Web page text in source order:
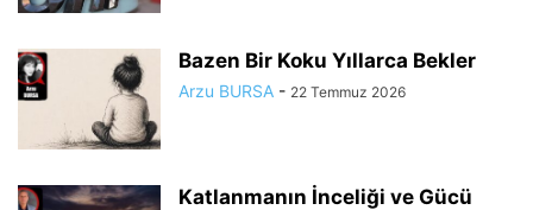
Bazen Bir Koku Yıllarca Bekler
Arzu BURSA - 22 Temmuz 2026
Katlanmanın İnceliği ve Gücü